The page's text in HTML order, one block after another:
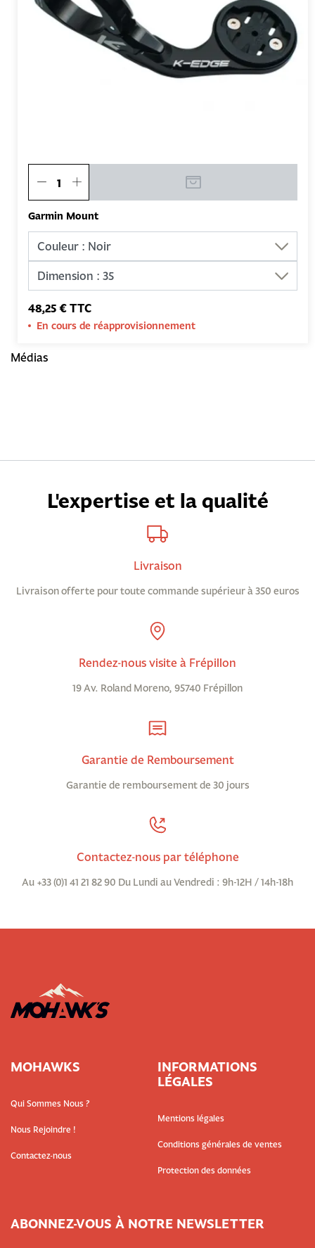
Garmin Mount
48,25 € TTC
En cours de réapprovisionnement
Médias
L'expertise et la qualité
Livraison
Livraison offerte pour toute commande supérieur à 350 euros
Rendez-nous visite à Frépillon
19 Av. Roland Moreno, 95740 Frépillon
Garantie de Remboursement
Garantie de remboursement de 30 jours
Contactez-nous par téléphone
Au +33 (0)1 41 21 82 90 Du Lundi au Vendredi : 9h-12H / 14h-18h
MOHAWKS
Qui Sommes Nous ?
Nous Rejoindre !
Contactez-nous
INFORMATIONS
LÉGALES
Mentions légales
Conditions générales de ventes
Protection des données
ABONNEZ-VOUS À NOTRE NEWSLETTER